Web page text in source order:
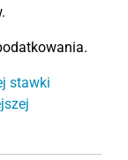
stawki